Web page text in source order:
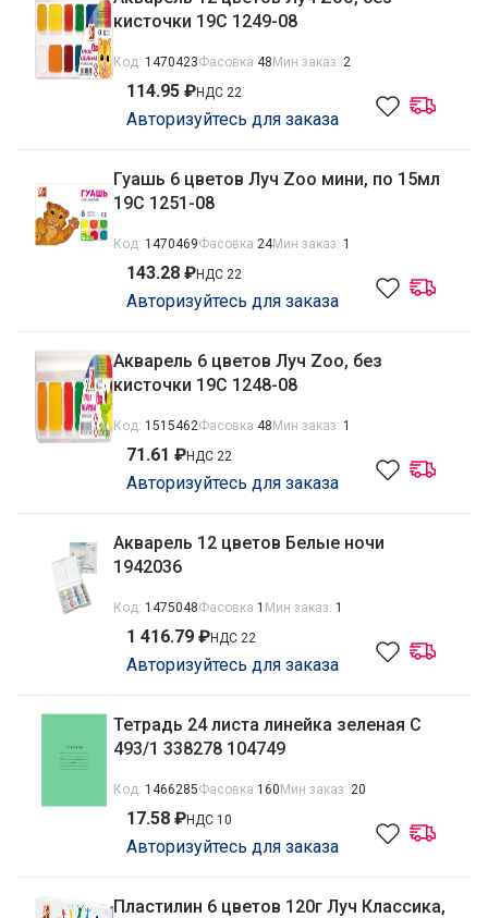
кисточки 19С 1249-08
Код: 1470423Фасовка 48 Мин заказ: 2
114.95 ₽НДС 22
Авторизуйтесь для заказа
Гуашь 6 цветов Луч Zoo мини, по 15мл
19С 1251-08
Код: 1470469Фасовка 24Мин заказ: 1
143.28 ₽НДС 22
Авторизуйтесь для заказа
Акварель 6 цветов Луч Zoo, без
кисточки 19С 1248-08
Код: 1515462Фасовка 48 Мин заказ: 1
71.61 ₽НДС 22
Авторизуйтесь для заказа
Акварель 12 цветов Белые ночи
1942036
Код: 1475048Фасовка 1 Мин заказ: 1
1 416.79 ₽НДС 22
Авторизуйтесь для заказа
Тетрадь 24 листа линейка зеленая C
493/1 338278 104749
Код: 1466285Фасовка 160 Мин заказ: 20
17.58 ₽НДС 10
Авторизуйтесь для заказа
Пластилин 6 цветов 120г Луч Классика,